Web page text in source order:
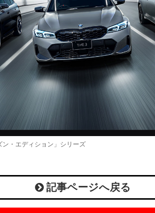
・エディション」シリーズ
記事ページへ戻る